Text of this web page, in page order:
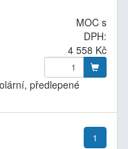
MOC s
DPH:
4 558 Kč
předlepené
1